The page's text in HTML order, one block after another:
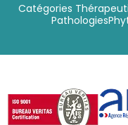
Catégories
Pathologies